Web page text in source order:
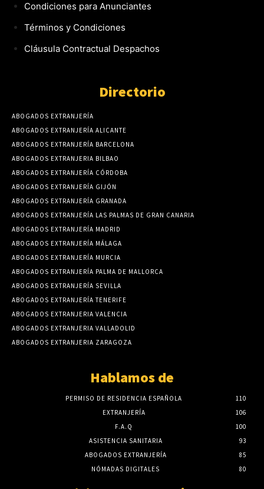
Condiciones para Anunciantes
Términos y Condiciones
Cláusula Contractual Despachos
Directorio
ABOGADOS EXTRANJERÍA
ABOGADOS EXTRANJERÍA ALICANTE
ABOGADOS EXTRANJERÍA BARCELONA
ABOGADOS EXTRANJERIA BILBAO
ABOGADOS EXTRANJERÍA CÓRDOBA
ABOGADOS EXTRANJERÍA GIJÓN
ABOGADOS EXTRANJERÍA GRANADA
ABOGADOS EXTRANJERÍA LAS PALMAS DE GRAN CANARIA
ABOGADOS EXTRANJERÍA MADRID
ABOGADOS EXTRANJERÍA MÁLAGA
ABOGADOS EXTRANJERÍA MURCIA
ABOGADOS EXTRANJERÍA PALMA DE MALLORCA
ABOGADOS EXTRANJERÍA SEVILLA
ABOGADOS EXTRANJERÍA TENERIFE
ABOGADOS EXTRANJERIA VALENCIA
ABOGADOS EXTRANJERIA VALLADOLID
ABOGADOS EXTRANJERIA ZARAGOZA
Hablamos de
PERMISO DE RESIDENCIA ESPAÑOLA
110
EXTRANJERÍA
106
F.A.Q
100
ASISTENCIA SANITARIA
93
ABOGADOS EXTRANJERÍA
85
NÓMADAS DIGITALES
80